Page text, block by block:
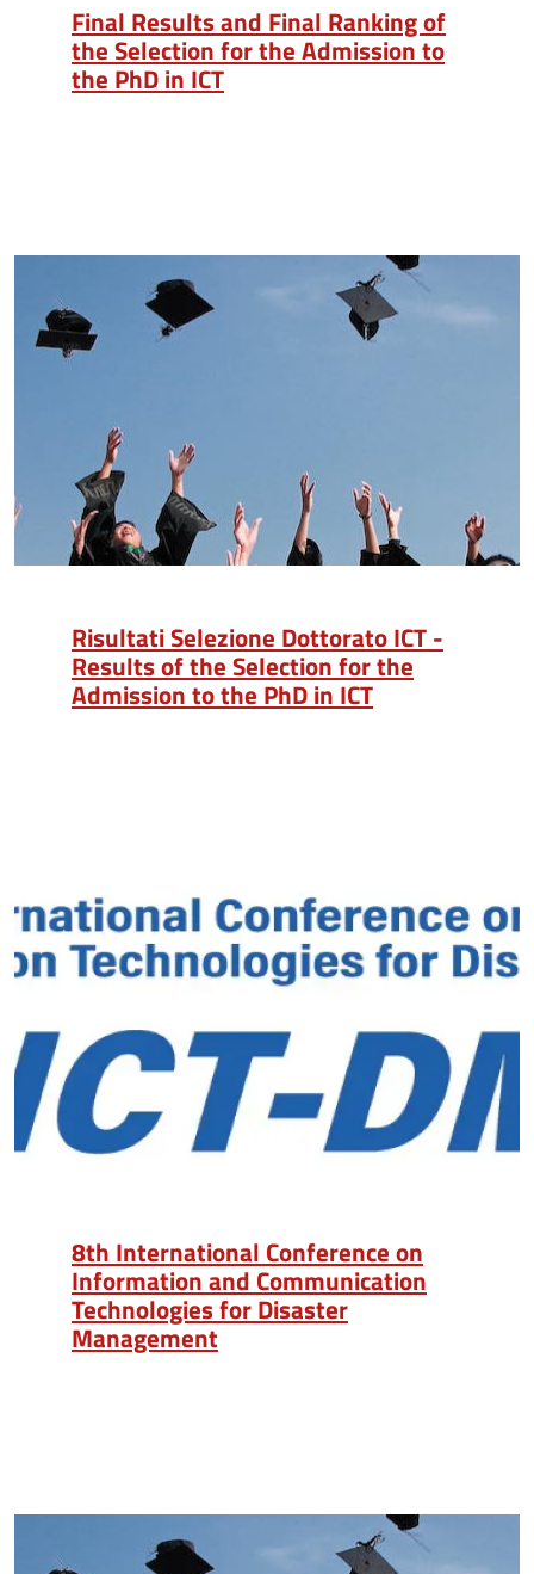
Final Results and Final Ranking of
the Selection for the Admission to
the PhD in ICT
Risultati Selezione Dottorato ICT -
Results of the Selection for the
Admission to the PhD in ICT
8th International Conference on
Information and Communication
Technologies for Disaster
Management